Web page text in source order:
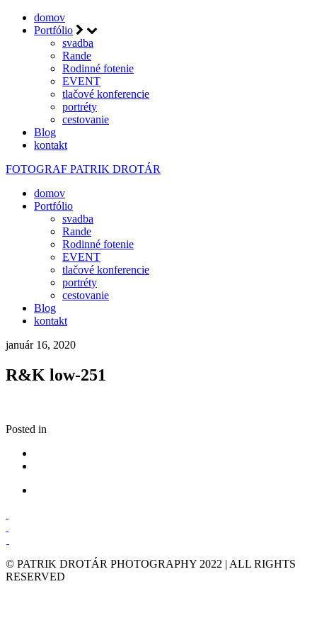
domov
Portfólio
svadba
Rande
Rodinné fotenie
EVENT
tlačové konferencie
portréty
cestovanie
Blog
kontakt
FOTOGRAF PATRIK DROTÁR
domov
Portfólio
svadba
Rande
Rodinné fotenie
EVENT
tlačové konferencie
portréty
cestovanie
Blog
kontakt
január 16, 2020
R&K low-251
Posted in
© PATRIK DROTÁR PHOTOGRAPHY 2022 | ALL RIGHTS
RESERVED